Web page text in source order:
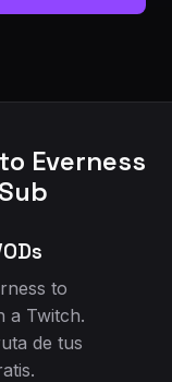
Everness
to
a Twitch.
de tus